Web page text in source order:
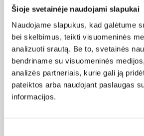
Šioje svetainėje naudojami slapukai
Naudojame slapukus, kad galėtume
bei skelbimus, teikti visuomeninės
analizuoti srautą. Be to, svetainės
bendriname su visuomeninės
analizės partneriais, kurie gali ją
pateiktos arba naudojant paslaugas
informacijos.
Pagal abėcėlę:
Rezultatų